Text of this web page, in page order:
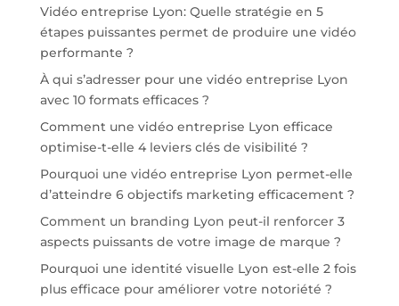
Vidéo entreprise Lyon: Quelle stratégie en 5
étapes puissantes permet de produire une vidéo
performante ?
À qui s’adresser pour une vidéo entreprise Lyon
avec 10 formats efficaces ?
Comment une vidéo entreprise Lyon efficace
optimise-t-elle 4 leviers clés de visibilité ?
Pourquoi une vidéo entreprise Lyon permet-elle
d’atteindre 6 objectifs marketing efficacement ?
Comment un branding Lyon peut-il renforcer 3
aspects puissants de votre image de marque ?
Pourquoi une identité visuelle Lyon est-elle 2 fois
plus efficace pour améliorer votre notoriété ?